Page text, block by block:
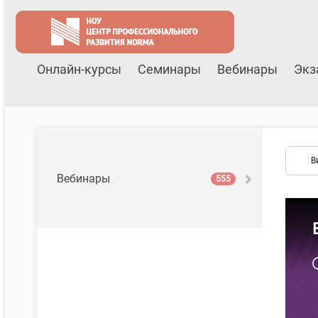
Онлайн-курсы Семинары Вебинары
Вебинары 555